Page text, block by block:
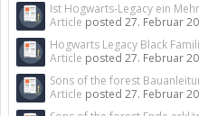
Ist Hogwarts-Legacy ein
Article posted 27. Februar
Hogwarts Legacy Black
Article posted 27. Februar
Sons of the forest
Article posted 27. Februar